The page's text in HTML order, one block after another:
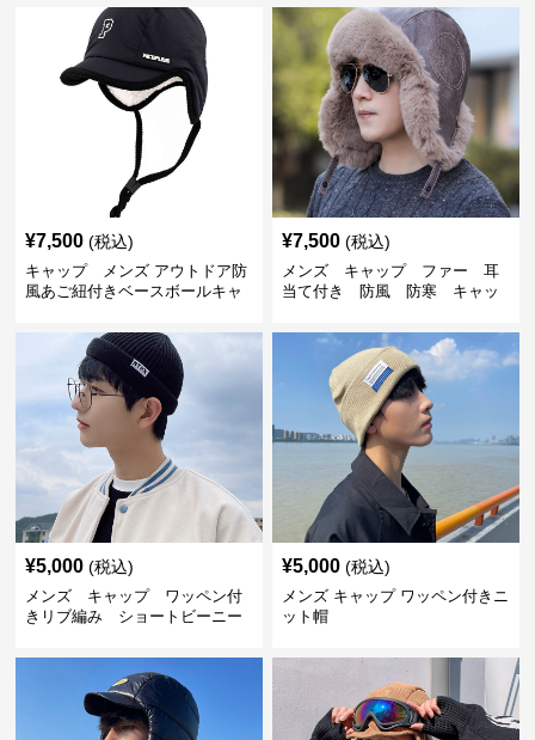
¥7,500 (税込)
キャップ メンズ アウトドア防
風あご紐付きベースボールキャ
¥7,500 (税込)
メンズ キャップ ファー 耳
当て付き 防風 防寒 キャッ
¥5,000 (税込)
メンズ キャップ ワッペン付
きリブ編み ショートビーニー
¥5,000 (税込)
メンズ キャップ ワッペン付きニ
ット帽